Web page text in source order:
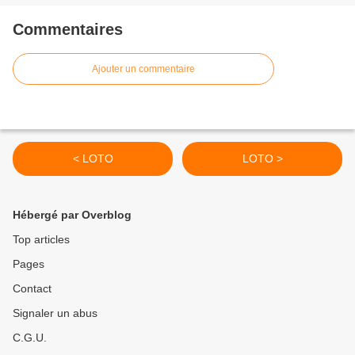
Commentaires
Ajouter un commentaire
< LOTO LOTO >
Hébergé par Overblog
Top articles
Pages
Contact
Signaler un abus
C.G.U.